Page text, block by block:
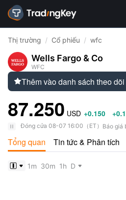
Thị trường / Cổ phiếu / wfc
Wells Fargo & Co
WFC
Thêm vào danh sách theo dõi
87.250 USD +0.150
Đóng cửa 08-07 16:00 （ ET ） Báo giá
Tổng quan Tin tức & Phân tích
1m 30m 1h D